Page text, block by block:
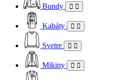
Bundy
Kabáty
Svetre
Mikiny